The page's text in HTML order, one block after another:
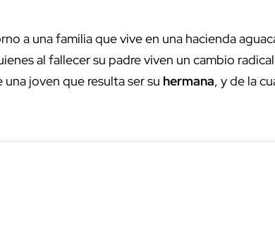
a una familia que vive en una hacienda
al fallecer su padre viven un cambio
joven que resulta ser su hermana, y de la